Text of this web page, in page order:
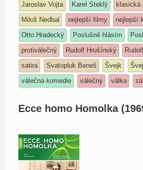
Jaroslav Vojta
Karel Steklý klasická
Miloš Nedbal
nejlepší filmy
nejlepší
Otto Hradecký
Poslušně hlásím
protiválečný
Rudolf Hrušínský
satira
Svatopluk Beneš Švejk
válečná komedie
válečný válka
Ecce homo Homolka